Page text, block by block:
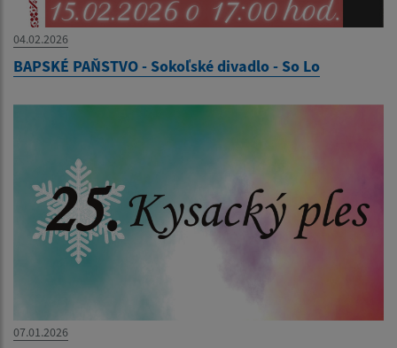
04.02.2026
BAPSKÉ PAŇSTVO - Sokoľské divadlo - So Lo
07.01.2026